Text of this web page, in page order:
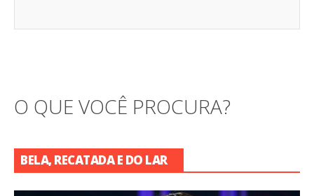
O QUE VOCÊ PROCURA?
BELA, RECATADA E DO LAR